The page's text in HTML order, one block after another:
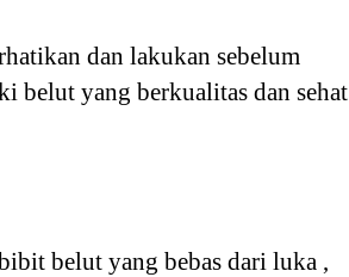
dan lakukan sebelum
belut yang berkualitas dan sehat
belut yang bebas dari luka ,